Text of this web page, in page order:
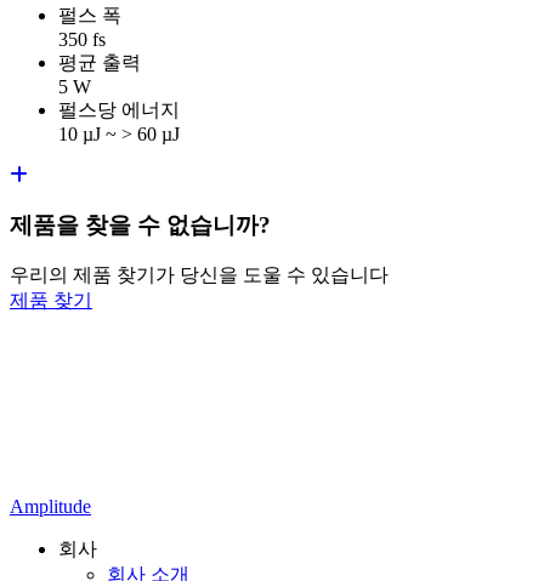
펄스 폭
350 fs
평균 출력
5 W
펄스당 에너지
10 µJ ~ > 60 µJ
제품을 찾을 수 없습니까?
우리의 제품 찾기가 당신을 도울 수 있습니다
제품 찾기
Amplitude
회사
회사 소개